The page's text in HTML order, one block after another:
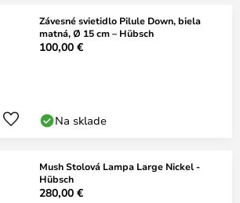
Závesné svietidlo Pilule Down, biela
matná, Ø 15 cm – Hübsch
100,00 €
Na sklade
Mush Stolová Lampa Large Nickel -
Hübsch
280,00 €